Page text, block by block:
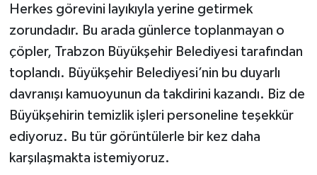
Herkes görevini layıkıyla yerine getirmek
zorundadır. Bu arada günlerce toplanmayan o
çöpler, Trabzon Büyükşehir Belediyesi tarafından
toplandı. Büyükşehir Belediyesi’nin bu duyarlı
davranışı kamuoyunun da takdirini kazandı. Biz de
Büyükşehirin temizlik işleri personeline teşekkür
ediyoruz. Bu tür görüntülerle bir kez daha
karşılaşmakta istemiyoruz.